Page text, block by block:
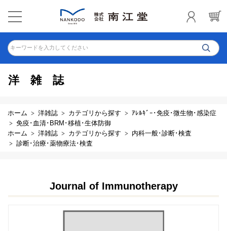
キーワードを入力してください
洋雑誌
ホーム 洋雑誌 カテゴリから探す
ｱﾚﾙｷﾞｰ･免疫･微生物･感染症
免疫･血清･BRM･移植･生体防御
ホーム
洋雑誌 カテゴリから探す
内科一般･診断･検査
診断･治療･薬物療法･検査
Journal of Immunotherapy